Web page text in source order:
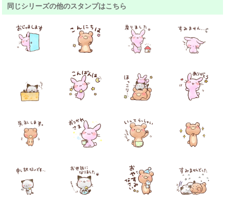
同じシリーズの他のスタンプはこちら